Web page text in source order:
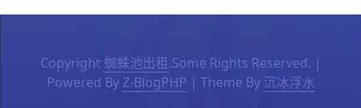
Copyright 蜘蛛池出租.Some Rights Reserved. |
Powered By Z-BlogPHP | Theme By 沉冰浮水